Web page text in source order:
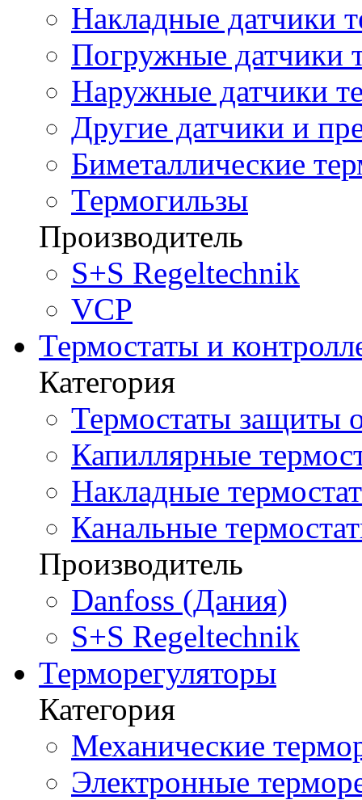
Накладные датчики
Погружные датчики
Наружные датчики
Другие датчики и
Биметаллические
Термогильзы
Производитель
S+S Regeltechnik
VCP
Термостаты и
Категория
Термостаты защиты
Капиллярные
Накладные
Канальные
Производитель
Danfoss (Дания)
S+S Regeltechnik
Терморегуляторы
Категория
Механические
Электронные